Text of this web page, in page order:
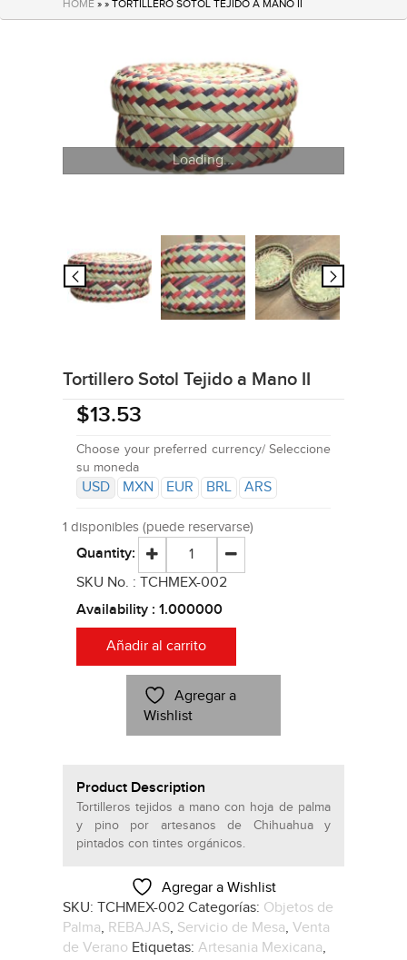
HOME » » TORTILLERO SOTOL TEJIDO A MANO II
Loading...
Tortillero Sotol Tejido a Mano II
$13.53
Choose your preferred currency/ Seleccione
su moneda
USD MXN EUR BRL ARS
1 disponibles (puede reservarse)
Quantity:
SKU No. : TCHMEX-002
Availability : 1.000000
Añadir al carrito
Agregar a
Wishlist
Product Description
Tortilleros tejidos a mano con hoja de palma
y pino por artesanos de Chihuahua y
pintados con tintes orgánicos.
Agregar a Wishlist
SKU: TCHMEX-002 Categorías: Objetos de
Palma, REBAJAS, Servicio de Mesa, Venta
de Verano Etiquetas: Artesania Mexicana,